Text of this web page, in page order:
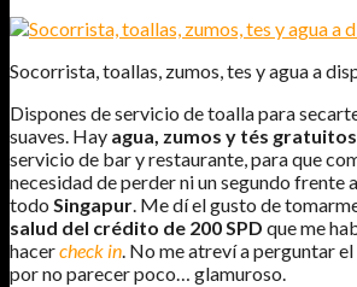
Socorrista, toallas, zumos, tes y agua a
Dispones de servicio de toalla para
suaves. Hay agua, zumos y tés gratuitos
servicio de bar y restaurante, para que
necesidad de perder ni un segundo frente
todo Singapur. Me dí el gusto de
salud del crédito de 200 SPD que me
hacercheck in. No me atreví a perguntar
por no parecer poco… glamuroso.